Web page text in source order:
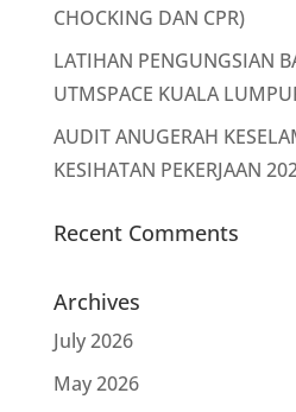
CHOCKING DAN CPR)
LATIHAN PENGUNGSIAN
UTMSPACE KUALA
AUDIT ANUGERAH
KESIHATAN PEKERJAAN
Recent Comments
Archives
July 2026
May 2026